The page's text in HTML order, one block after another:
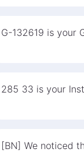
G-132619 is your
285 33 is your
[BN] We noticed